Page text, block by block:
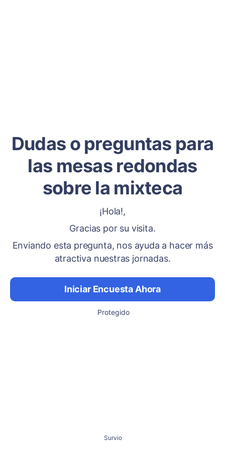
Dudas o preguntas para
las mesas redondas
sobre la mixteca
¡Hola!,
Gracias por su visita.
Enviando esta pregunta, nos ayuda a hacer más
atractiva nuestras jornadas.
Iniciar Encuesta Ahora
Protegido
Survio